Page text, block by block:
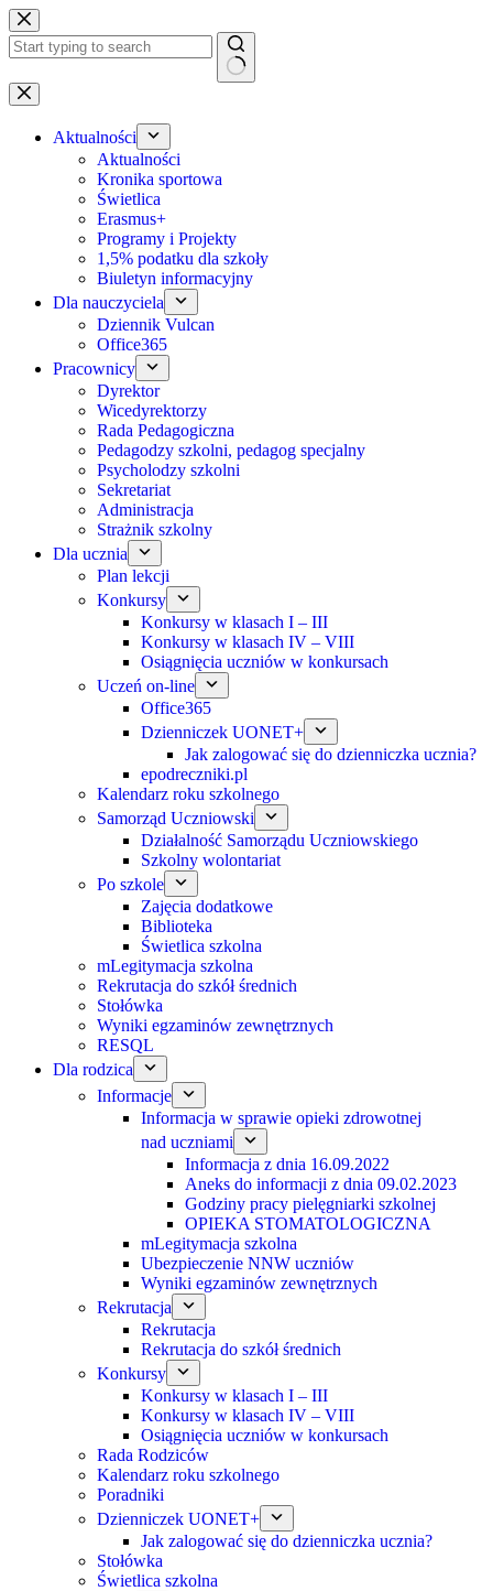
Przejdź
do
treści
Brak
wyników
Aktualności
Aktualności
Kronika sportowa
Świetlica
Erasmus+
Programy i Projekty
1,5% podatku dla szkoły
Biuletyn informacyjny
Dla nauczyciela
Dziennik Vulcan
Office365
Pracownicy
Dyrektor
Wicedyrektorzy
Rada Pedagogiczna
Pedagodzy szkolni, pedagog specjalny
Psycholodzy szkolni
Sekretariat
Administracja
Strażnik szkolny
Dla ucznia
Plan lekcji
Konkursy
Konkursy w klasach I – III
Konkursy w klasach IV – VIII
Osiągnięcia uczniów w konkursach
Uczeń on-line
Office365
Dzienniczek UONET+
Jak zalogować się do dzienniczka ucznia?
epodreczniki.pl
Kalendarz roku szkolnego
Samorząd Uczniowski
Działalność Samorządu Uczniowskiego
Szkolny wolontariat
Po szkole
Zajęcia dodatkowe
Biblioteka
Świetlica szkolna
mLegitymacja szkolna
Rekrutacja do szkół średnich
Stołówka
Wyniki egzaminów zewnętrznych
RESQL
Dla rodzica
Informacje
Informacja w sprawie opieki zdrowotnej
nad uczniami
Informacja z dnia 16.09.2022
Aneks do informacji z dnia 09.02.2023
Godziny pracy pielęgniarki szkolnej
OPIEKA STOMATOLOGICZNA
mLegitymacja szkolna
Ubezpieczenie NNW uczniów
Wyniki egzaminów zewnętrznych
Rekrutacja
Rekrutacja
Rekrutacja do szkół średnich
Konkursy
Konkursy w klasach I – III
Konkursy w klasach IV – VIII
Osiągnięcia uczniów w konkursach
Rada Rodziców
Kalendarz roku szkolnego
Poradniki
Dzienniczek UONET+
Jak zalogować się do dzienniczka ucznia?
Stołówka
Świetlica szkolna